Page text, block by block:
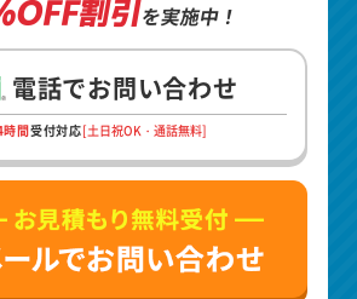
割引を実施中！
電話でお問い合わせ
間受付対応[土日祝OK・通話無料]